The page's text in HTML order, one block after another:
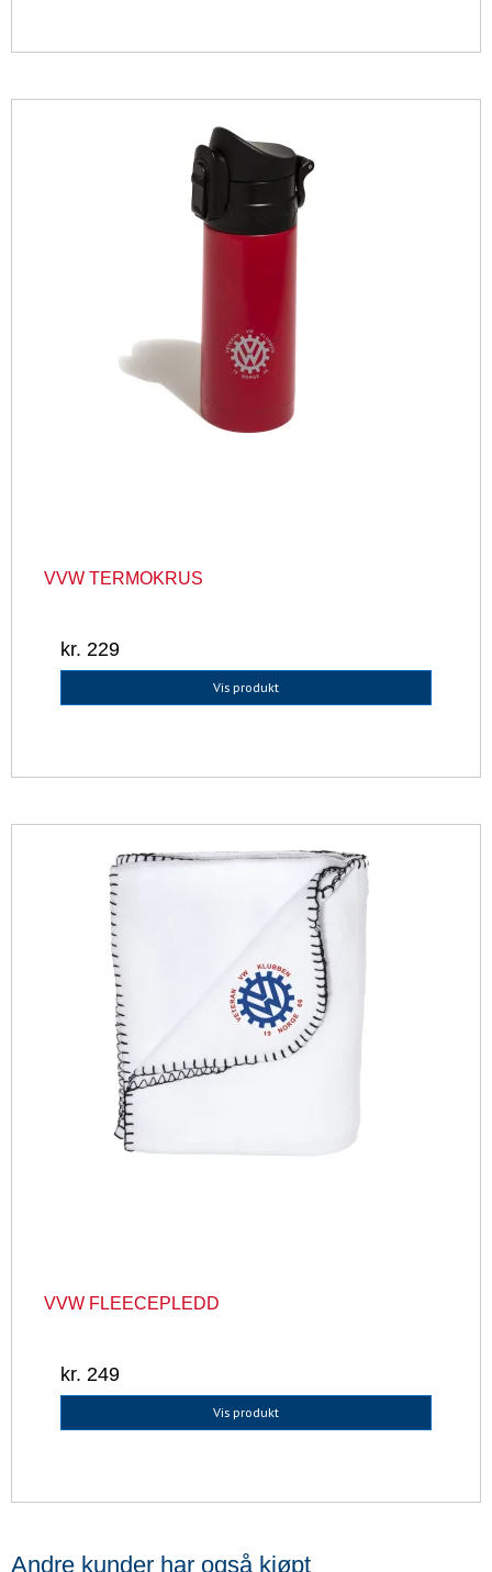
VVW TERMOKRUS
kr. 229
Vis produkt
VVW FLEECEPLEDD
kr. 249
Vis produkt
Andre kunder har også kjøpt